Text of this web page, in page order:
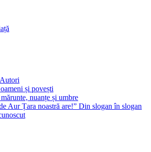
și povești
nuanțe și umbre
Aur Țara noastră are!” Din slogan în slogan